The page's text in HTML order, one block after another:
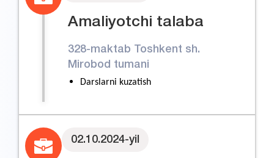
Amaliyotchi talaba
328-maktab Toshkent sh.
Mirobod tumani
Darslarni kuzatish
02.10.2024-yil